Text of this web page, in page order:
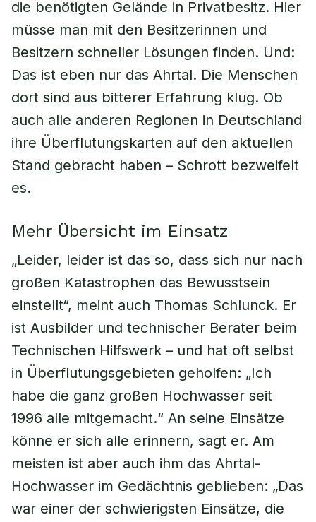
die benötigten Gelände in Privatbesitz. Hier
müsse man mit den Besitzerinnen und
Besitzern schneller Lösungen finden. Und:
Das ist eben nur das Ahrtal. Die Menschen
dort sind aus bitterer Erfahrung klug. Ob
auch alle anderen Regionen in Deutschland
ihre Überflutungskarten auf den aktuellen
Stand gebracht haben – Schrott bezweifelt
es.
Mehr Übersicht im Einsatz
„Leider, leider ist das so, dass sich nur nach
großen Katastrophen das Bewusstsein
einstellt“, meint auch Thomas Schlunck. Er
ist Ausbilder und technischer Berater beim
Technischen Hilfswerk – und hat oft selbst
in Überflutungsgebieten geholfen: „Ich
habe die ganz großen Hochwasser seit
1996 alle mitgemacht.“ An seine Einsätze
könne er sich alle erinnern, sagt er. Am
meisten ist aber auch ihm das Ahrtal-
Hochwasser im Gedächtnis geblieben: „Das
war einer der schwierigsten Einsätze, die